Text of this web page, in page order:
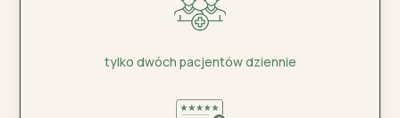
tylko dwóch pacjentów dziennie